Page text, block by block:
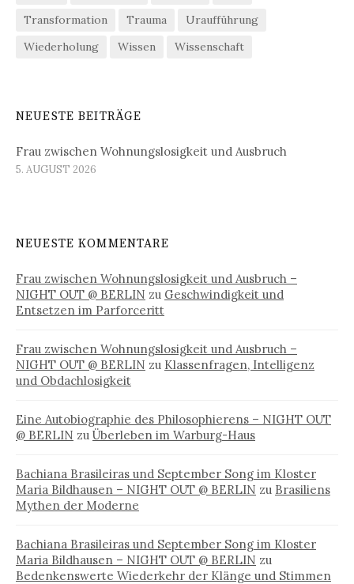
Transformation Trauma
Uraufführung
Wiederholung
Wissen Wissenschaft
NEUESTE BEITRÄGE
Frau zwischen Wohnungslosigkeit und Ausbruch
5. AUGUST 2026
NEUESTE KOMMENTARE
Frau zwischen Wohnungslosigkeit und Ausbruch –
NIGHT OUT @ BERLIN zu Geschwindigkeit und
Entsetzen im Parforceritt
Frau zwischen Wohnungslosigkeit und Ausbruch –
NIGHT OUT @ BERLIN zu Klassenfragen, Intelligenz
und Obdachlosigkeit
Eine Autobiographie des Philosophierens – NIGHT OUT
@ BERLIN zu Überleben im Warburg-Haus
Bachiana Brasileiras und September Song im Kloster
Maria Bildhausen – NIGHT OUT @ BERLIN zu Brasiliens
Mythen der Moderne
Bachiana Brasileiras und September Song im Kloster
Maria Bildhausen – NIGHT OUT @ BERLIN zu
Bedenkenswerte Wiederkehr der Klänge und Stimmen